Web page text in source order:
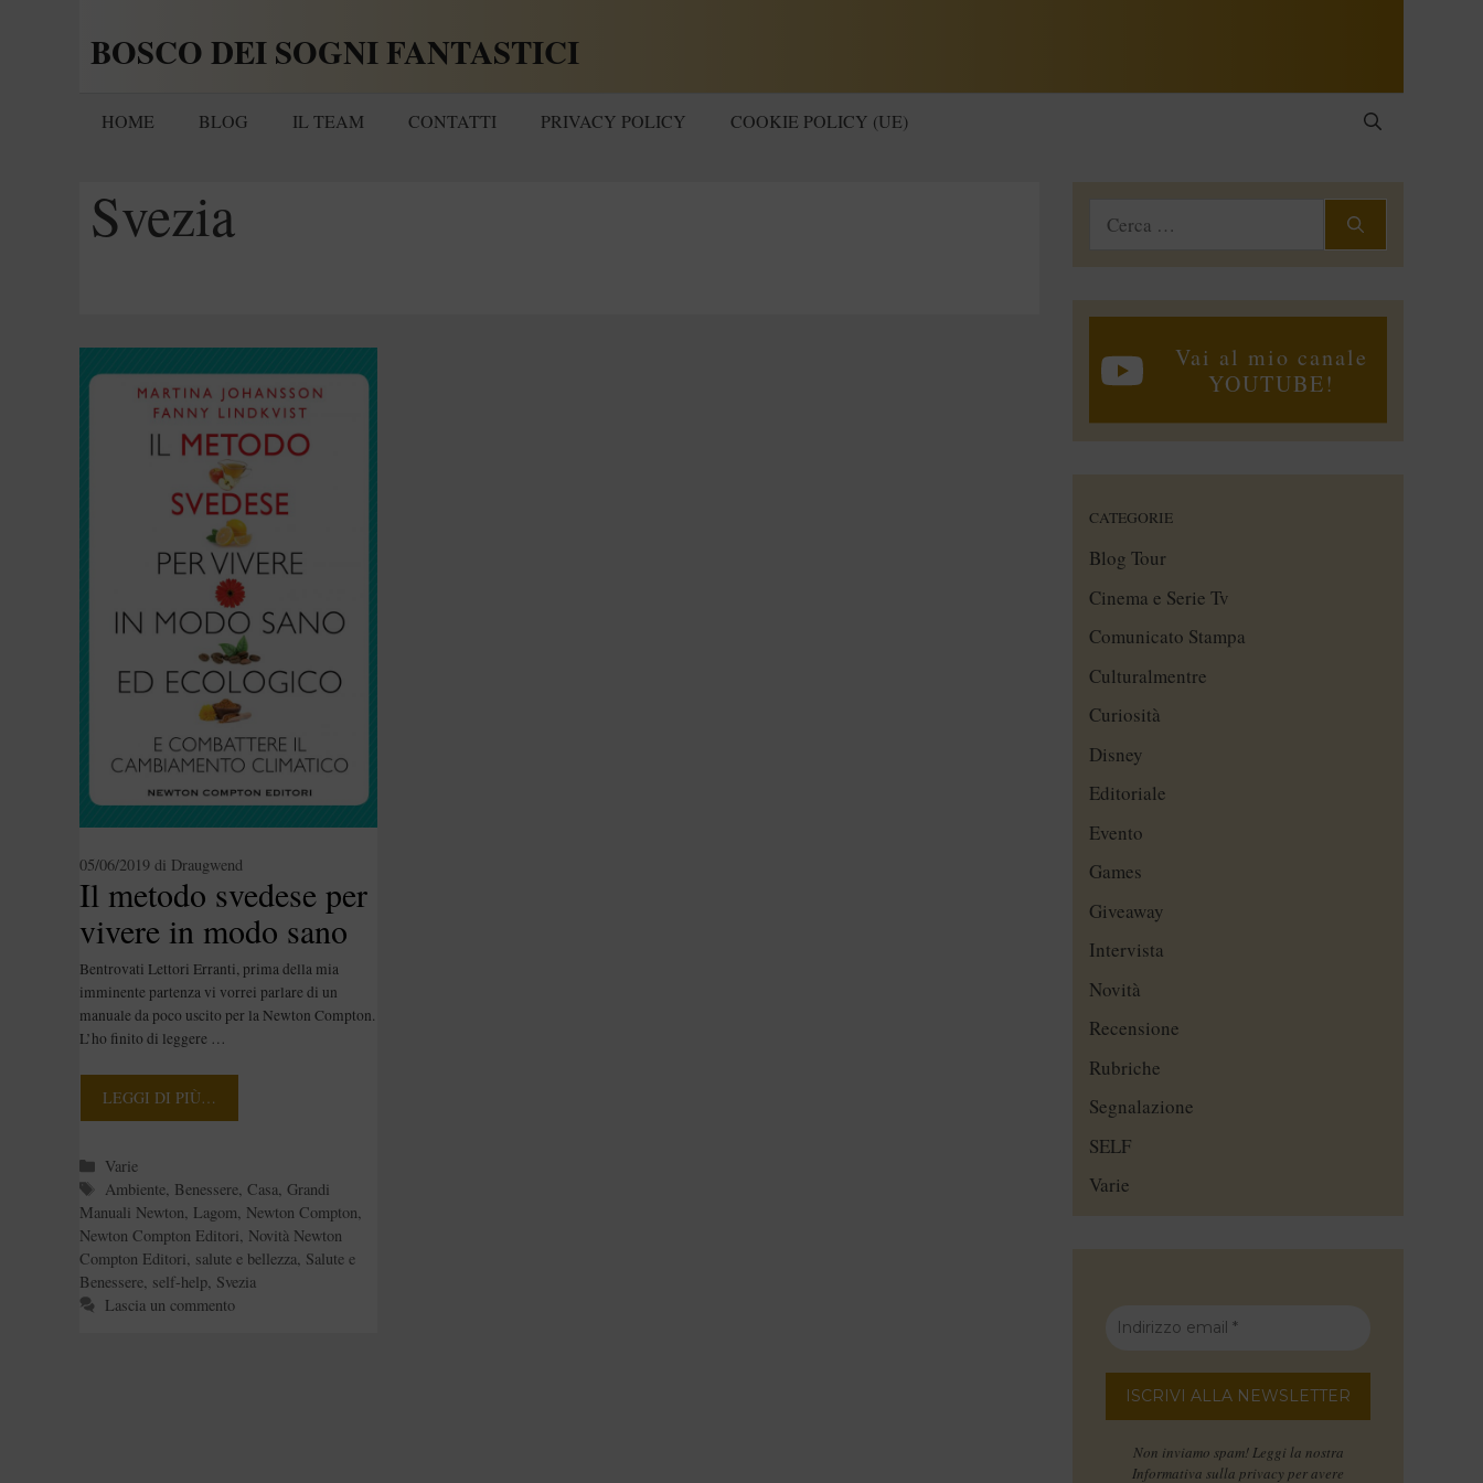
BOSCO DEI SOGNI FANTASTICI
HOME BLOG IL TEAM CONTATTI PRIVACY POLICY COOKIE POLICY (UE)
Svezia
Il metodo svedese per
vivere in modo sano
ed ecologico di
Martina Johansson
Fanny Lindkvist
[Recensione]
05/06/2019 di Draugwend
Bentrovati Lettori Erranti, prima della mia
imminente partenza vi vorrei parlare di un
manuale da poco uscito per la Newton Compton.
L’ho finito di leggere …
LEGGI DI PIÙ…
Categorie
Varie
Tag
Ambiente Benessere ,Casa ,Grandi
Manuali Newton Lagom Newton Compton
Newton Compton Editori Novità Newton
Compton Editori salute e bellezza Salute e
Benessere self-help Svezia
Lascia un commento
Ricerca
Vai al mio canale
YOUTUBE!
CATEGORIE
Blog Tour
Cinema e Serie Tv
Comunicato Stampa
Culturalmentre
Curiosità
Disney
Editoriale
Evento
Games
Giveaway
Intervista
Novità
Recensione
Rubriche
Segnalazione
SELF
Varie
Non inviamo spam! Leggi la nostra
Informativa sulla privacy per avere